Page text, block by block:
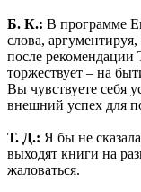
Б. К.: В программе
слова,
после рекомендации
торжествует – на
Вы чувствуете себя
внешний успех для
Т. Д.: Я бы не
выходят книги на
жаловаться.